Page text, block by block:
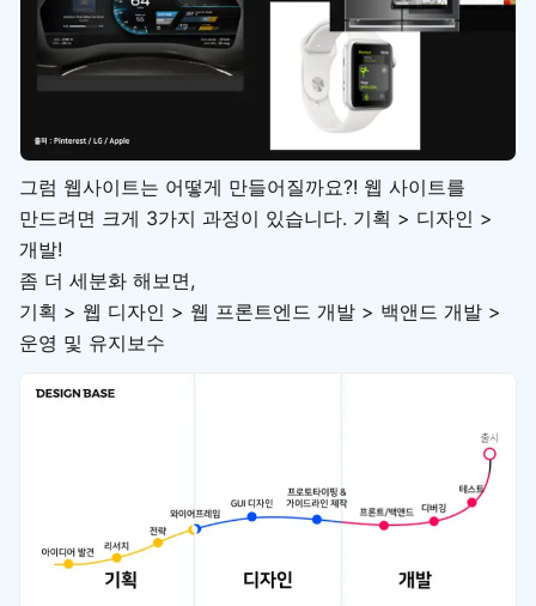
그럼 웹사이트는 어떻게 만들어질까요?! 웹 사이트를
만드려면 크게 3가지 과정이 있습니다. 기획 > 디자인 >
개발!
좀 더 세분화 해보면,
기획 > 웹 디자인 > 웹 프론트엔드 개발 > 백앤드 개발 >
운영 및 유지보수